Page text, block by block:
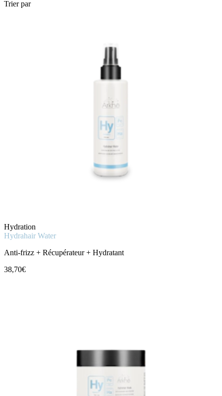
Trier par
Hydration
Hydrahair Water
Anti-frizz + Récupérateur + Hydratant
38,70€